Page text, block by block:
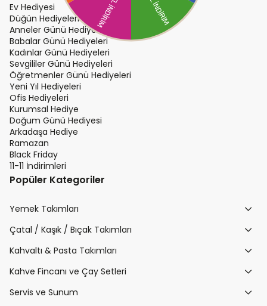
Ev Hediyesi
Düğün Hediyeleri
Anneler Günü Hediyeleri
Babalar Günü Hediyeleri
Kadınlar Günü Hediyeleri
Sevgililer Günü Hediyeleri
Öğretmenler Günü Hediyeleri
Yeni Yıl Hediyeleri
Ofis Hediyeleri
Kurumsal Hediye
Doğum Günü Hediyesi
Arkadaşa Hediye
Ramazan
Black Friday
11-11 İndirimleri
Popüler Kategoriler
Yemek Takımları
Çatal / Kaşık / Bıçak Takımları
Kahvaltı & Pasta Takımları
Kahve Fincanı ve Çay Setleri
Servis ve Sunum